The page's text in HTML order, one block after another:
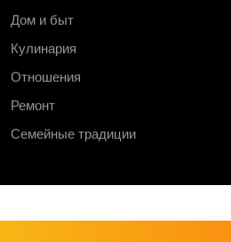
Дом и быт
Кулинария
Отношения
Ремонт
Семейные традиции